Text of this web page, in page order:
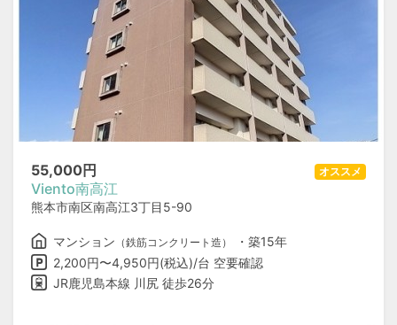
55,000円
Viento南高江
熊本市南区南高江3丁目5-90
オススメ
マンション （鉄筋コンクリート造）
・築15年
2,200円〜4,950円(税込)/台 空要確認
JR鹿児島本線 川尻 徒歩26分